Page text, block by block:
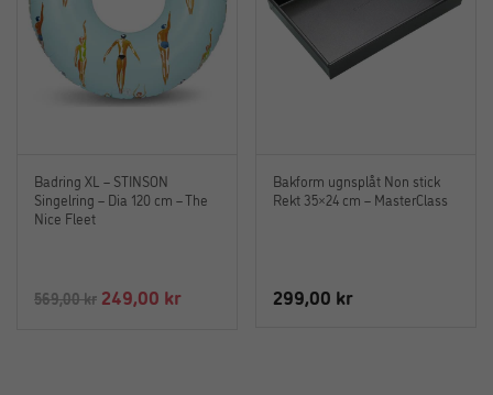
Badring XL – STINSON
Singelring – Dia 120 cm – The
Nice Fleet
569,00kr Det
249,00 krDet
Bakform ugnsplåt Non stick
Rekt 35×24 cm – MasterClass
299,00 kr